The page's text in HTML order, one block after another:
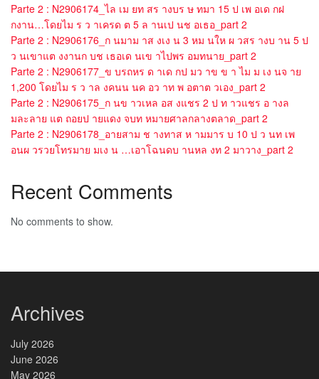
Parte 2 : N2906174_ไล เม ยท สร างบร ษ ทมา 15 ป เพ อเด กฝ
กงาน…โดยไม ร ว าเครด ต 5 ล านเป นช อเธอ_part 2
Parte 2 : N2906176_ก นมาม าส งเง น 3 หม นให ผ วสร างบ าน 5 ป
ว นเขาแต งงานก บช เธอเด นเข าไปพร อมทนาย_part 2
Parte 2 : N2906177_ข บรถหร ด าเด กป มว าข ข า ไม ม เง นจ าย
1,200 โดยไม ร ว าล งคนน นค อว าท พ อตาต วเอง_part 2
Parte 2 : N2906175_ก นข าวเหล อส งแชร 2 ป ท าวแชร อ างล
มละลาย แต ถอยป ายแดง จบท หมายศาลกลางตลาด_part 2
Parte 2 : N2906178_อายสาม ช างทาส ห ามมาร บ 10 ป ว นท เพ
อนผ วรวยโทรมาย มเง น …เอาโฉนดบ านหล งท 2 มาวาง_part 2
Recent Comments
No comments to show.
Archives
July 2026
June 2026
May 2026